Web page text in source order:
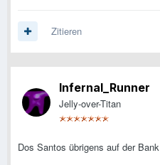
Zitieren
Infernal_Runner
Jelly-over-Titan
Dos Santos übrigens auf der Bank